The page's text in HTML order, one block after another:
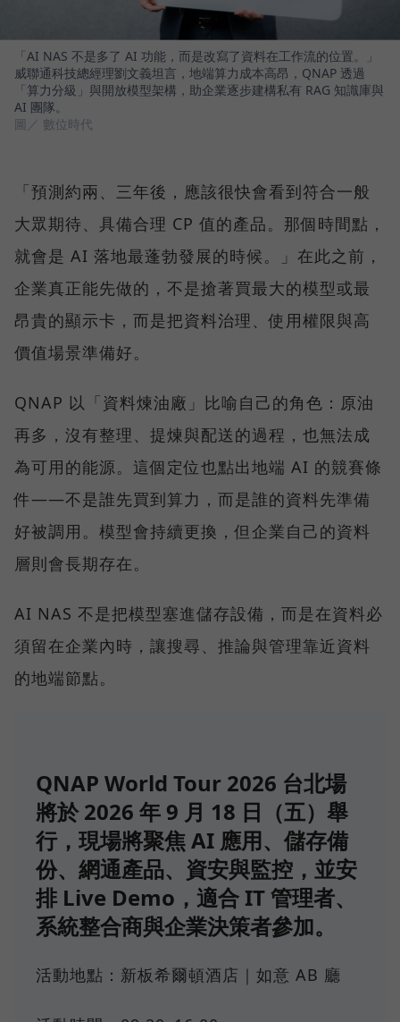
「AI NAS 不是多了 AI 功能，而是改寫了資料在工作流的位置。」
威聯通科技總經理劉文義坦言，地端算力成本高昂，QNAP 透過
「算力分級」與開放模型架構，助企業逐步建構私有 RAG 知識庫與
AI 團隊。
圖／ 數位時代
「預測約兩、三年後，應該很快會看到符合一般
大眾期待、具備合理 CP 值的產品。那個時間點，
就會是 AI 落地最蓬勃發展的時候。」在此之前，
企業真正能先做的，不是搶著買最大的模型或最
昂貴的顯示卡，而是把資料治理、使用權限與高
價值場景準備好。
QNAP 以「資料煉油廠」比喻自己的角色：原油
再多，沒有整理、提煉與配送的過程，也無法成
為可用的能源。這個定位也點出地端 AI 的競賽條
件——不是誰先買到算力，而是誰的資料先準備
好被調用。模型會持續更換，但企業自己的資料
層則會長期存在。
AI NAS 不是把模型塞進儲存設備，而是在資料必
須留在企業內時，讓搜尋、推論與管理靠近資料
的地端節點。
QNAP World Tour 2026 台北場
將於 2026 年 9 月 18 日（五）舉
行，現場將聚焦 AI 應用、儲存備
份、網通產品、資安與監控，並安
排 Live Demo，適合 IT 管理者、
系統整合商與企業決策者參加。
活動地點：新板希爾頓酒店｜如意 AB 廳